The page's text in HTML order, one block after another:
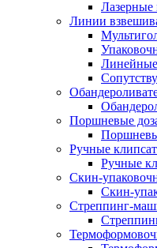
Линии
Линейные
Поршневые
Ручные
Ручные
Скин-
Скин-
Стреппинг-